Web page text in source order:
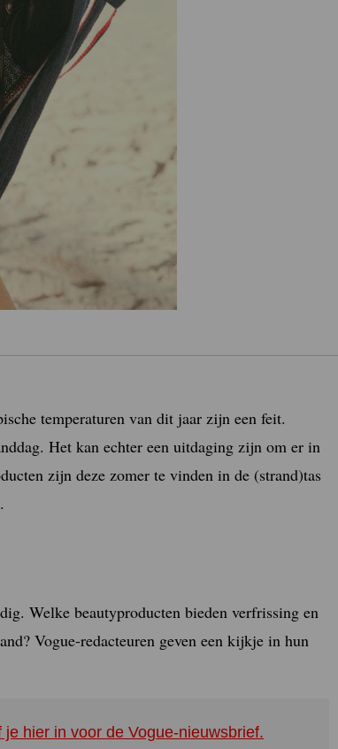
temperaturen van dit jaar zijn een feit.
Het kan echter een uitdaging zijn om er in
zijn deze zomer te vinden in de (strand)tas
Welke beautyproducten bieden verfrissing en
Vogue-redacteuren geven een kijkje in hun
hier in voor de Vogue-nieuwsbrief.